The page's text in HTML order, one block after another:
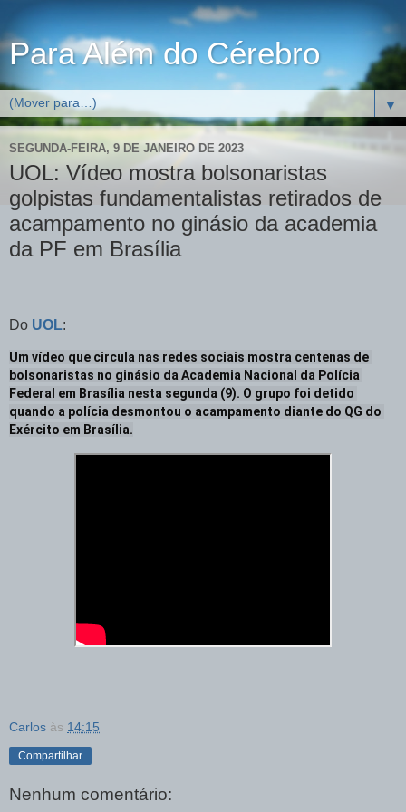
Para Além do Cérebro
▼
SEGUNDA-FEIRA, 9 DE JANEIRO DE 2023
UOL: Vídeo mostra bolsonaristas
golpistas fundamentalistas retirados de
acampamento no ginásio da academia
da PF em Brasília
Do UOL:
Um vídeo que circula nas redes sociais mostra centenas de
bolsonaristas no ginásio da Academia Nacional da Polícia
Federal em Brasília nesta segunda (9). O grupo foi detido
quando a polícia desmontou o acampamento diante do QG do
Exército em Brasília.
Carlos às 14:15
Compartilhar
Nenhum comentário: